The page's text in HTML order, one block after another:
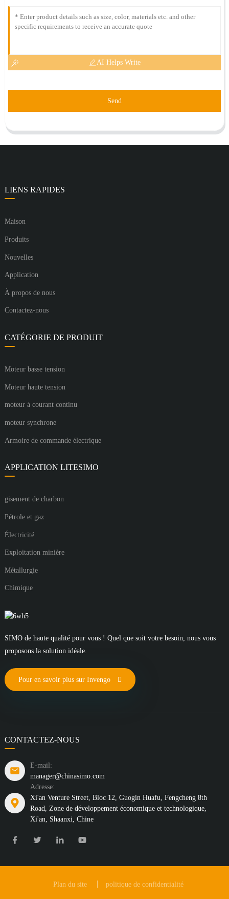
AI Helps Write
Send
LIENS RAPIDES
Maison
Produits
Nouvelles
Application
À propos de nous
Contactez-nous
CATÉGORIE DE PRODUIT
Moteur basse tension
Moteur haute tension
moteur à courant continu
moteur synchrone
Armoire de commande électrique
APPLICATION LITESIMO
gisement de charbon
Pétrole et gaz
Électricité
Exploitation minière
Métallurgie
Chimique
SIMO de haute qualité pour vous ! Quel que soit votre besoin, nous vous
proposons la solution idéale.
Pour en savoir plus sur Invengo
CONTACTEZ-NOUS
E-mail:
manager@chinasimo.com
Adresse:
Xi'an Venture Street, Bloc 12, Guogin Huafu, Fengcheng 8th
Road, Zone de développement économique et technologique,
Xi'an, Shaanxi, Chine
Plan du site politique de confidentialité